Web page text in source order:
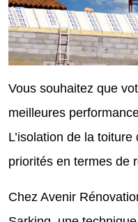
Vous souhaitez que
meilleures
L’isolation de la
priorités en termes de
Chez Avenir